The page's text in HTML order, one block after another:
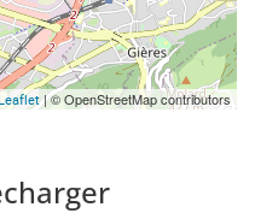
| © OpenStreetMap contributors